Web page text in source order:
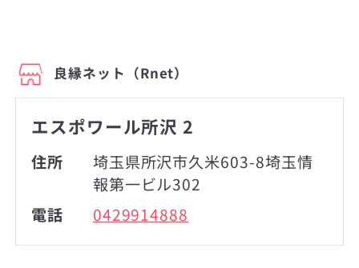
良縁ネット（Rnet）
エスポワール所沢 2
住所
埼玉県所沢市久米603-8埼玉情
報第一ビル302
電話
0429914888